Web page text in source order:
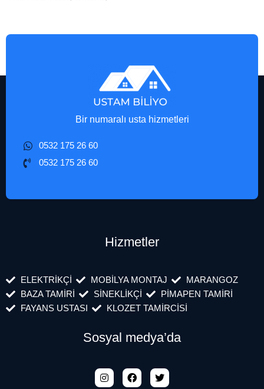
Bir numaralı usta hizmetleri
0532 175 26 60
0532 175 26 60
Hizmetler
ELEKTRİKÇİ MOBİLYA MONTAJ
MARANGOZ
BAZA TAMİRİ
SİNEKLİKÇİ
PİMAPEN TAMİRİ
FAYANS USTASI
KLOZET TAMİRCİSİ
Sosyal medya’da